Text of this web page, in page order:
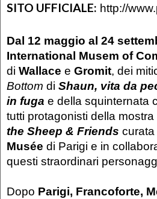
SITO UFFICIALE: http://
Dal 12 maggio al 24
International Musem of
di Wallace e Gromit, dei
Bottom di Shaun, vita da
in fuga e della squinternata
tutti protagonisti della mostra
the Sheep & Friends
Musée di Parigi e in
questi straordinari
Dopo Parigi, Francoforte,